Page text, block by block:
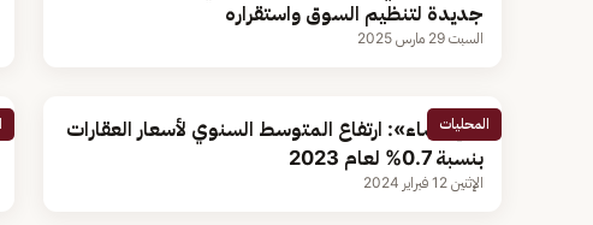
جديدة لتنظيم السوق واستقراره
السبت 29 مارس 2025
المحليات
«الإحصاء»: ارتفاع المتوسط السنوي لأسعار العقارات
بنسبة 0.7% لعام 2023
الإثنين 12 فبراير 2024